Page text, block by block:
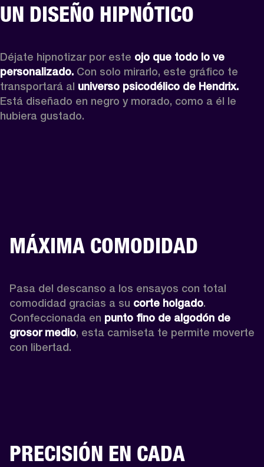
UN DISEÑO HIPNÓTICO
Déjate hipnotizar por este ojo que todo lo ve
personalizado. Con solo mirarlo, este gráfico te
transportará al universo psicodélico de Hendrix.
Está diseñado en negro y morado, como a él le
hubiera gustado.
MÁXIMA COMODIDAD
Pasa del descanso a los ensayos con total
comodidad gracias a su corte holgado.
Confeccionada en punto fino de algodón de
grosor medio, esta camiseta te permite moverte
con libertad.
PRECISIÓN EN CADA